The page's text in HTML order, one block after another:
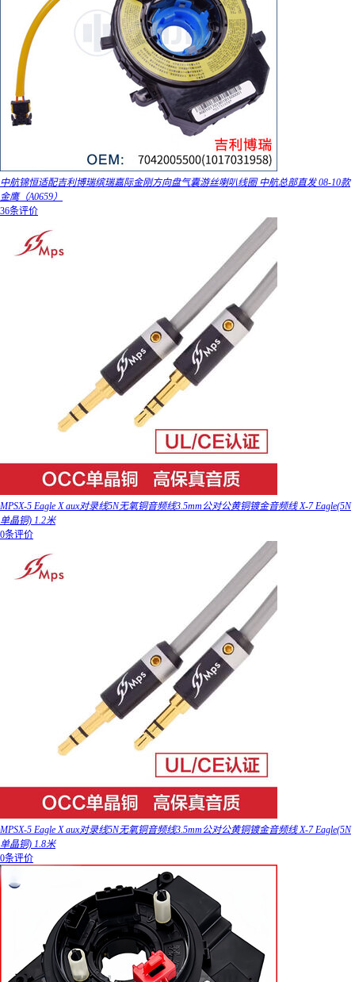
中航锦恒适配吉利博瑞缤瑞嘉际金刚方向盘气囊游丝喇叭线圈 中航总部直发 08-10款
金鹰（A0659）
36条评价
MPSX-5 Eagle X aux对录线5N无氧铜音频线3.5mm公对公黄铜镀金音频线 X-7 Eagle(5N
单晶铜) 1.2米
0条评价
MPSX-5 Eagle X aux对录线5N无氧铜音频线3.5mm公对公黄铜镀金音频线 X-7 Eagle(5N
单晶铜) 1.8米
0条评价